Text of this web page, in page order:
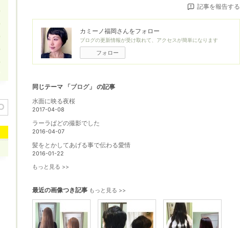
記事を報告する
カミーノ福岡さんをフォロー
ブログの更新情報が受け取れて、アクセスが簡単になります
フォロー
同じテーマ 「ブログ」 の記事
水面に映る夜桜
2017-04-08
ラーラぱどの撮影でした
2016-04-07
髪をとかしてあげる事で伝わる愛情
2016-01-22
もっと見る >>
最近の画像つき記事 もっと見る >>